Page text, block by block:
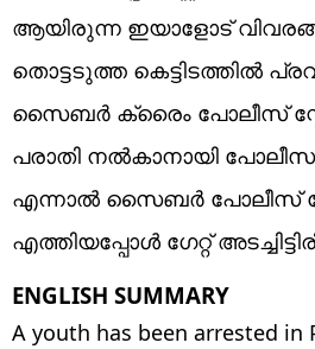
ആയിരുന്ന ഇയാളോട്
തൊട്ടടുത്ത കെട്ടിടത്തിൽ
സൈബർ ക്രൈം പോലീസ്
പരാതി നൽകാനായി
എന്നാൽ സൈബർ പോലീസ്
എത്തിയപ്പോൾ ഗേറ്റ്
ENGLISH SUMMARY
A youth has been arrested in